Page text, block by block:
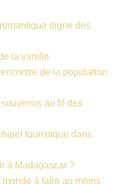
digne des
la vanille
de la population
au fil des
touristique dans
à Madagascar ?
à faire au moins